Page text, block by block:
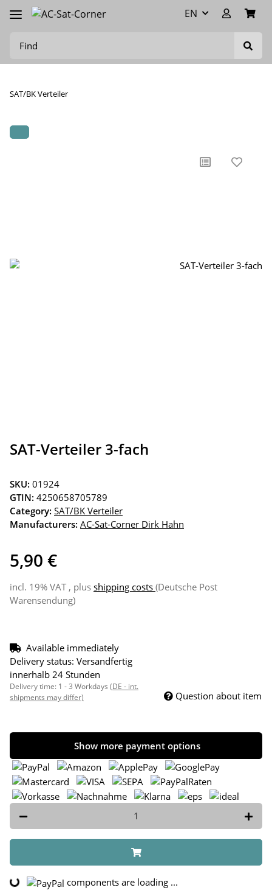
EN
SAT/BK Verteiler
SAT-Verteiler 3-fach
SKU: 01924
GTIN: 4250658705789
Category: SAT/BK Verteiler
Manufacturers: AC-Sat-Corner Dirk Hahn
5,90 €
incl. 19% VAT , plus shipping costs (Deutsche Post
Warensendung)
Available immediately
Delivery status: Versandfertig
innerhalb 24 Stunden
Delivery time: 1 - 3 Workdays (DE - int.
shipments may differ)
Question about item
Show more payment options
components are loading ...